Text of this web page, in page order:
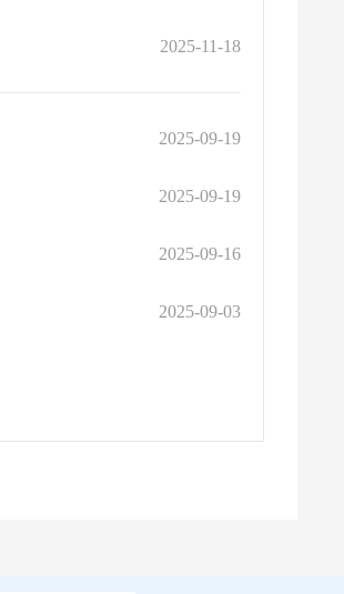
2025-11-18
2025-09-19
2025-09-19
2025-09-16
2025-09-03